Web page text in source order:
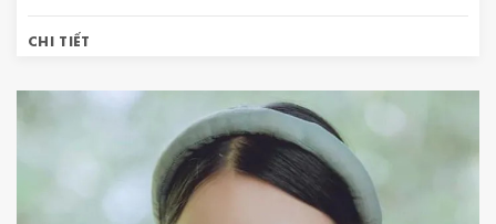
CHI TIẾT